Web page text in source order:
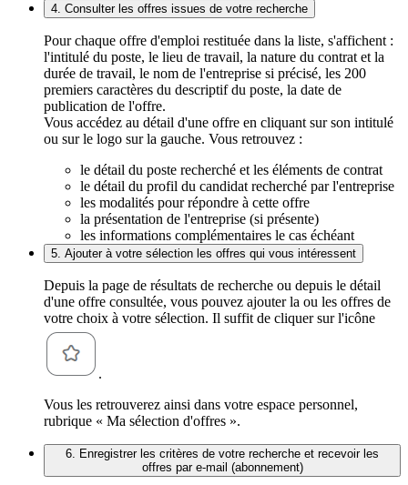
4. Consulter les offres issues de votre recherche
Pour chaque offre d'emploi restituée dans la liste, s'affichent :
l'intitulé du poste, le lieu de travail, la nature du contrat et la
durée de travail, le nom de l'entreprise si précisé, les 200
premiers caractères du descriptif du poste, la date de
publication de l'offre.
Vous accédez au détail d'une offre en cliquant sur son intitulé
ou sur le logo sur la gauche. Vous retrouvez :
le détail du poste recherché et les éléments de contrat
le détail du profil du candidat recherché par l'entreprise
les modalités pour répondre à cette offre
la présentation de l'entreprise (si présente)
les informations complémentaires le cas échéant
5. Ajouter à votre sélection les offres qui vous intéressent
Depuis la page de résultats de recherche ou depuis le détail
d'une offre consultée, vous pouvez ajouter la ou les offres de
votre choix à votre sélection. Il suffit de cliquer sur l'icône
.
Vous les retrouverez ainsi dans votre espace personnel,
rubrique « Ma sélection d'offres ».
6. Enregistrer les critères de votre recherche et recevoir les
offres par e-mail (abonnement)